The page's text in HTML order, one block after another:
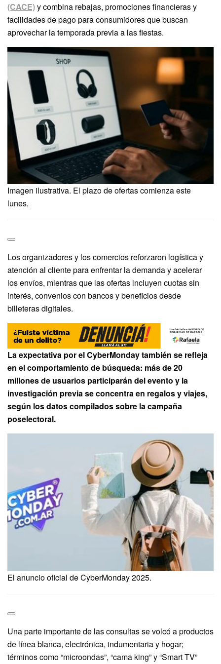
(CACE)y combina rebajas, promociones financieras y
facilidades de pago para consumidores que buscan
aprovechar la temporada previa a las fiestas.
Imagen ilustrativa. El plazo de ofertas comienza este
lunes.
Los organizadores y los comercios reforzaron logística y
atención al cliente para enfrentar la demanda y acelerar
los envíos, mientras que las ofertas incluyen cuotas sin
interés, convenios con bancos y beneficios desde
billeteras digitales.
La expectativa por el CyberMonday también se refleja
en el comportamiento de búsqueda: más de 20
millones de usuarios participarán del evento y la
investigación previa se concentra en regalos y viajes,
según los datos compilados sobre la campaña
poselectoral.
El anuncio oficial de CyberMonday 2025.
Una parte importante de las consultas se volcó a productos
de línea blanca, electrónica, indumentaria y hogar;
términos como “microondas”, “cama king” y “Smart TV”